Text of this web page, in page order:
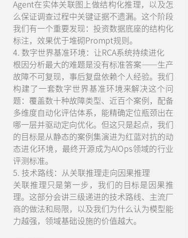
Agent在实体关联图上做结构化推理，以及怎
么保证调查过程中关键证据不遗漏。这个阶段
我们有一个重要发现：投资数据底座的结构化
标注，效果优于堆砌Prompt规则。
4. 数字世界基准环境：让RCA系统持续进化
根因分析最大的难题是没有标准答案——生产
故障不可复现，事后复盘依赖个人经验。我们
构建了一套数字世界基准环境来解决这个问
题：覆盖数十种故障类型、近百个案例，配备
多维度自动化评估体系，能精确定位瓶颈出在
哪一层并驱动定向优化。但这只是起点，我们
的目标是从静态的案例集演进为红蓝对抗的动
态进化环境，最终开源成为AIOps领域的行业
评测标准。
5. 技术路线：从关联推理走向因果推理
关联推理只是第一步，我们的目标是因果推
理。这部分会讲三级递进的技术路线、主流厂
商的做法和局限，以及我们为什么认为模型能
力越强，领域基础设施的价值越大。